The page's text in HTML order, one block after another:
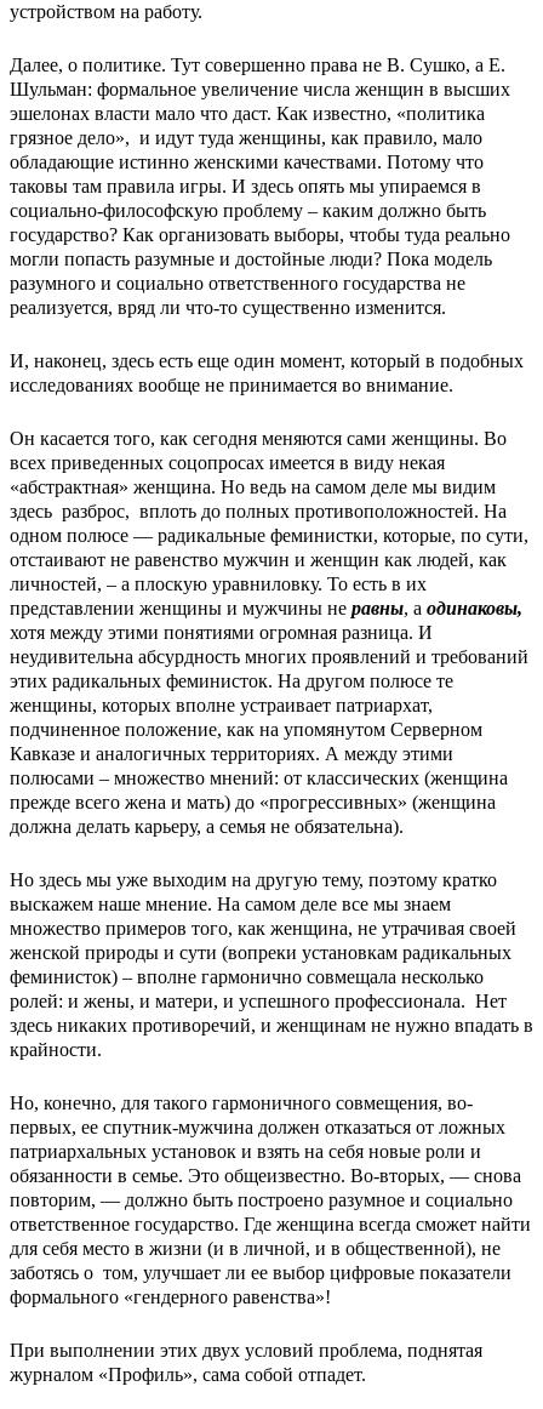
устройством на работу.
Далее, о политике. Тут совершенно права не В. Сушко, а Е.
Шульман: формальное увеличение числа женщин в высших
эшелонах власти мало что даст. Как известно, «политика
грязное дело», и идут туда женщины, как правило, мало
обладающие истинно женскими качествами. Потому что
таковы там правила игры. И здесь опять мы упираемся в
социально-философскую проблему – каким должно быть
государство? Как организовать выборы, чтобы туда реально
могли попасть разумные и достойные люди? Пока модель
разумного и социально ответственного государства не
реализуется, вряд ли что-то существенно изменится.
И, наконец, здесь есть еще один момент, который в подобных
исследованиях вообще не принимается во внимание.
Он касается того, как сегодня меняются сами женщины. Во
всех приведенных соцопросах имеется в виду некая
«абстрактная» женщина. Но ведь на самом деле мы видим
здесь разброс, вплоть до полных противоположностей. На
одном полюсе — радикальные феминистки, которые, по сути,
отстаивают не равенство мужчин и женщин как людей, как
личностей, – а плоскую уравниловку. То есть в их
представлении женщины и мужчины не равны, а одинаковы,
хотя между этими понятиями огромная разница. И
неудивительна абсурдность многих проявлений и требований
этих радикальных феминисток. На другом полюсе те
женщины, которых вполне устраивает патриархат,
подчиненное положение, как на упомянутом Серверном
Кавказе и аналогичных территориях. А между этими
полюсами – множество мнений: от классических (женщина
прежде всего жена и мать) до «прогрессивных» (женщина
должна делать карьеру, а семья не обязательна).
Но здесь мы уже выходим на другую тему, поэтому кратко
выскажем наше мнение. На самом деле все мы знаем
множество примеров того, как женщина, не утрачивая своей
женской природы и сути (вопреки установкам радикальных
феминисток) – вполне гармонично совмещала несколько
ролей: и жены, и матери, и успешного профессионала. Нет
здесь никаких противоречий, и женщинам не нужно впадать в
крайности.
Но, конечно, для такого гармоничного совмещения, во-
первых, ее спутник-мужчина должен отказаться от ложных
патриархальных установок и взять на себя новые роли и
обязанности в семье. Это общеизвестно. Во-вторых, — снова
повторим, — должно быть построено разумное и социально
ответственное государство. Где женщина всегда сможет найти
для себя место в жизни (и в личной, и в общественной), не
заботясь о том, улучшает ли ее выбор цифровые показатели
формального «гендерного равенства»!
При выполнении этих двух условий проблема, поднятая
журналом «Профиль», сама собой отпадет.